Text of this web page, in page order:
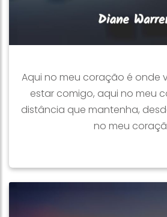
Aqui no meu coração é onde
estar comigo, aqui no meu
distância que mantenha,
no meu